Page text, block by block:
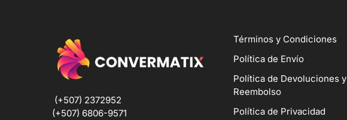
(+507) 2372952
(+507) 6806-9571
Términos y Condiciones
Política de Envío
Política de Devoluciones y
Reembolso
Política de Privacidad